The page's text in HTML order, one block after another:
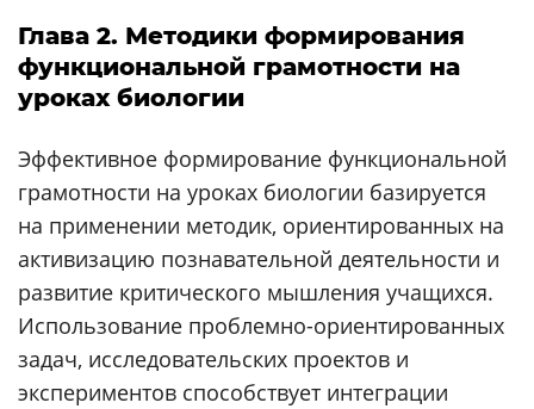
Глава 2. Методики формирования
функциональной грамотности на
уроках биологии
Эффективное формирование функциональной
грамотности на уроках биологии базируется
на применении методик, ориентированных на
активизацию познавательной деятельности и
развитие критического мышления учащихся.
Использование проблемно-ориентированных
задач, исследовательских проектов и
экспериментов способствует интеграции